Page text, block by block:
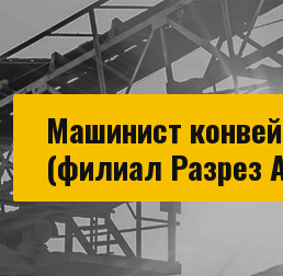
Машинист
(филиал Разрез